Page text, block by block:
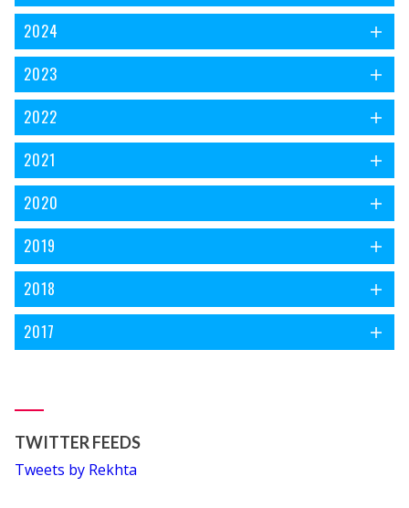
2024
2023
2022
2021
2020
2019
2018
2017
TWITTER FEEDS
Tweets by Rekhta